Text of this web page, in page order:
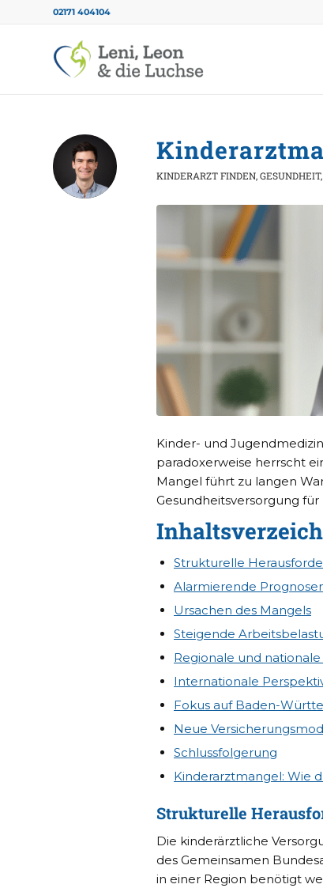
02171 404104
KINDERARZT FINDEN,GESUNDHEIT,
Kinder- und
paradoxerweise herrscht
Mangel führt zu langen
Gesundheitsversorgung
Strukturelle
Alarmierende
Ursachen des Mangels
Steigende
Regionale und
Internationale
Fokus auf Baden-
Neue
Schlussfolgerung
Kinderarztmangel: Wie
Strukturelle
Die kinderärztliche
des Gemeinsamen
in einer Region benötigt